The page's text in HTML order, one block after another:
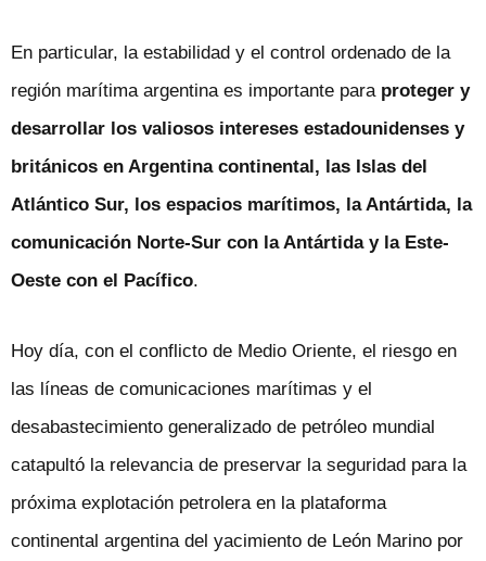
En particular, la estabilidad y el control ordenado de la
región marítima argentina es importante paraproteger y
desarrollar los valiosos intereses estadounidenses y
británicos en Argentina continental, las Islas del
Atlántico Sur, los espacios marítimos, la Antártida, la
comunicación Norte-Sur con la Antártida y la Este-
Oeste con el Pacífico.
Hoy día, con el conflicto de Medio Oriente, el riesgo en
las líneas de comunicaciones marítimas y el
desabastecimiento generalizado de petróleo mundial
catapultó la relevancia de preservar la seguridad para la
próxima explotación petrolera en la plataforma
continental argentina del yacimiento de León Marino por